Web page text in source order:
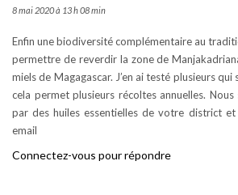
8 mai 2020 à 13 h 08 min
Enfin une biodiversité complémentaire au
permettre de reverdir la zone de
miels de Magagascar. J’en ai testé plusieurs
cela permet plusieurs récoltes annuelles. Nous
par des huiles essentielles de votre district
email
Connectez-vous pour répondre